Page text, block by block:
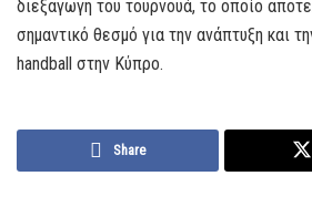
διεξαγωγή του τουρνουά, το οποίο
σημαντικό θεσμό για την ανάπτυξη και
handball στην Κύπρο.
Share